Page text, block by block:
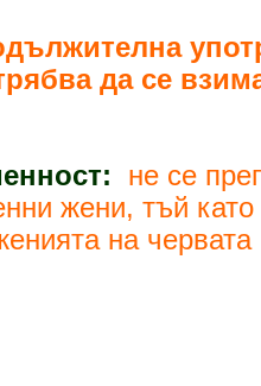
да се
не се
жени, тъй
на